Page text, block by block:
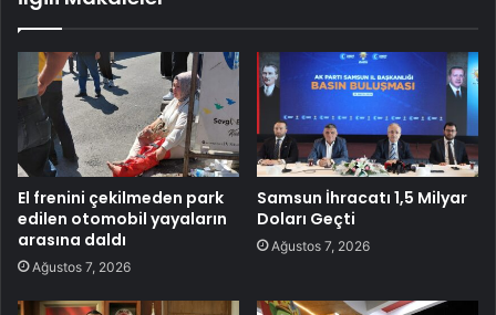
El frenini çekilmeden park
edilen otomobil yayaların
arasına daldı
Ağustos 7, 2026
Samsun İhracatı 1,5 Milyar
Doları Geçti
Ağustos 7, 2026